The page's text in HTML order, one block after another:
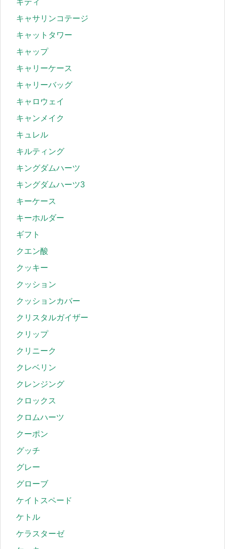
キャサリンコテージ
キャットタワー
キャップ
キャリーケース
キャリーバッグ
キャロウェイ
キャンメイク
キュレル
キルティング
キングダムハーツ
キングダムハーツ3
キーケース
キーホルダー
ギフト
クエン酸
クッキー
クッション
クッションカバー
クリスタルガイザー
クリップ
クリニーク
クレベリン
クレンジング
クロックス
クロムハーツ
クーポン
グッチ
グレー
グローブ
ケイトスペード
ケトル
ケラスターゼ